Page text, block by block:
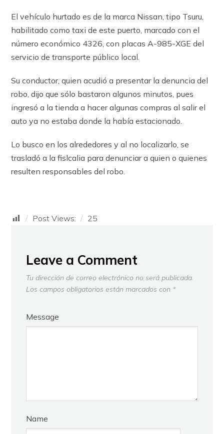
El vehículo hurtado es de la marca Nissan, tipo Tsuru,
habilitado como taxi de este puerto, marcado con el
número económico 4326, con placas A-985-XGE del
servicio de transporte público local.
Su conductor, quien acudió a presentar la denuncia del
robo, dijo que sólo bastaron algunos minutos, pues
ingresó a la tienda a hacer algunas compras al salir el
auto ya no estaba donde la había estacionado.
Lo busco en los alrededores y al no localizarlo, se
trasladó a la fislcalia para denunciar a quien o quienes
resulten responsables del robo.
Post Views: 25
Leave a Comment
Tu dirección de correo electrónico no será publicada.
Los campos obligatorios están marcados con *
Message
Name